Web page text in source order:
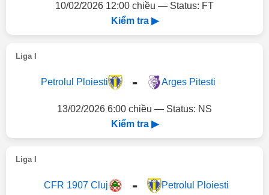
10/02/2026 12:00 chiều — Status: FT
Kiểm tra ▶
Liga I
Petrolul Ploiesti - Arges Pitesti
13/02/2026 6:00 chiều — Status: NS
Kiểm tra ▶
Liga I
CFR 1907 Cluj - Petrolul Ploiesti